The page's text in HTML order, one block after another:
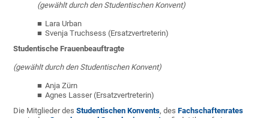
(gewählt durch den Studentischen Konvent)
Lara Urban
Svenja Truchsess (Ersatzvertreterin)
Studentische Frauenbeauftragte
(gewählt durch den Studentischen Konvent)
Anja Zürn
Agnes Lasser (Ersatzvertreterin)
Die Mitglieder desStudentischen Konvents, desFachschaftenrates